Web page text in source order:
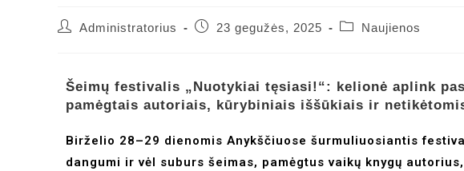
Administratorius 23 gegužės, 2025 Naujienos
Šeimų festivalis „Nuotykiai tęsiasi!“: kelionė aplink
pamėgtais autoriais, kūrybiniais iššūkiais ir
Birželio 28–29 dienomis Anykščiuose šurmuliuosiantis
dangumi ir vėl suburs šeimas, pamėgtus vaikų knygų